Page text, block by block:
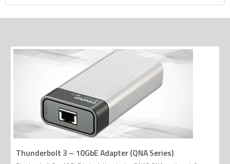
Thunderbolt 3 – 10GbE Adapter (QNA Series)